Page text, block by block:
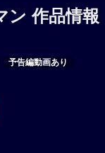
ン 作品情報
予告編動画あり